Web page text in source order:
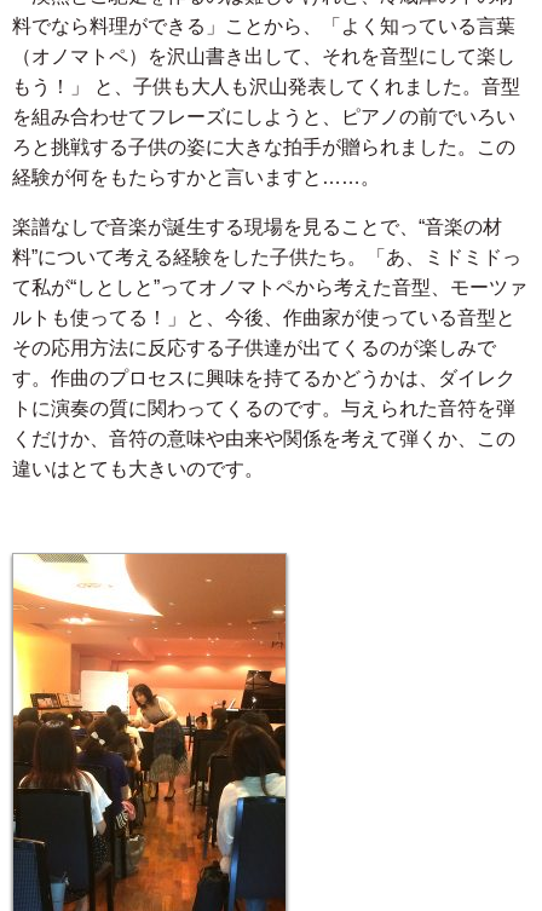
料でなら料理ができる」ことから、「よく知っている言葉
（オノマトペ）を沢山書き出して、それを音型にして楽し
もう！」 と、子供も大人も沢山発表してくれました。音型
を組み合わせてフレーズにしようと、ピアノの前でいろい
ろと挑戦する子供の姿に大きな拍手が贈られました。この
経験が何をもたらすかと言いますと……。
楽譜なしで音楽が誕生する現場を見ることで、“音楽の材
料”について考える経験をした子供たち。「あ、ミドミドっ
て私が“しとしと”ってオノマトペから考えた音型、モーツァ
ルトも使ってる！」と、今後、作曲家が使っている音型と
その応用方法に反応する子供達が出てくるのが楽しみで
す。作曲のプロセスに興味を持てるかどうかは、ダイレク
トに演奏の質に関わってくるのです。与えられた音符を弾
くだけか、音符の意味や由来や関係を考えて弾くか、この
違いはとても大きいのです。